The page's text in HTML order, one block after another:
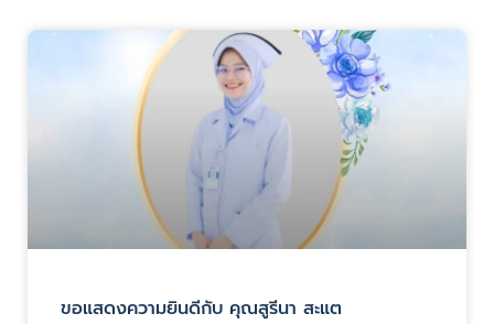
ขอแสดงความยินดีกับ คุณสูรีนา สะแต